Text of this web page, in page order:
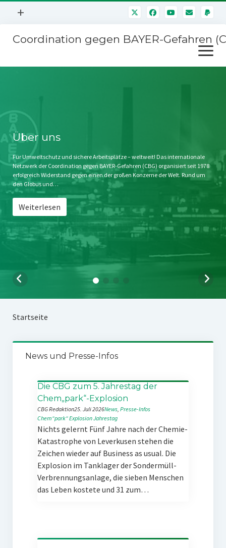
Menü
+
Mitmachen
Kontakt
Impressum
Störfälle
Coordination gegen BAYER-Gefahren
Menü
öffnen
Stichwort BAYER
Jahrestagung
SPENDEN
Über uns
Für Umweltschutz und sichere Arbeitsplätze – weltweit! Das internationale
Netzwerk der Coordination gegen BAYER-Gefahren (CBG) organisiert seit 1978
erfolgreich Widerstand gegen einen der großen Konzerne der Welt. Rund um
den Globus und…
Weiterlesen
Startseite
News und Presse-Infos
Die CBG zum 5. Jahrestag der
Chem„park“-Explosion
CBG Redaktion25. Juli 2026News, Presse-Infos
Chem“park“ExplosionJahrestag
Nichts gelernt Fünf Jahre nach der Chemie-
Katastrophe von Leverkusen stehen die
Zeichen wieder auf Business as usual. Die
Explosion im Tanklager der Sondermüll-
Verbrennungsanlage, die sieben Menschen
das Leben kostete und 31 zum…